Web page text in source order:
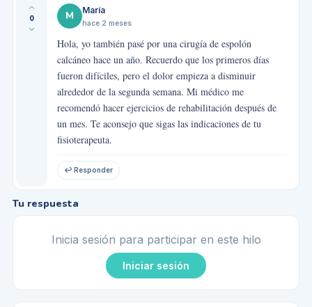
0 M María
hace 2 meses
Hola, yo también pasé por una cirugía de espolón
calcáneo hace un año. Recuerdo que los primeros días
fueron difíciles, pero el dolor empieza a disminuir
alrededor de la segunda semana. Mi médico me
recomendó hacer ejercicios de rehabilitación después de
un mes. Te aconsejo que sigas las indicaciones de tu
fisioterapeuta.
↩ Responder
Tu respuesta
Inicia sesión para participar en este hilo
Iniciar sesión